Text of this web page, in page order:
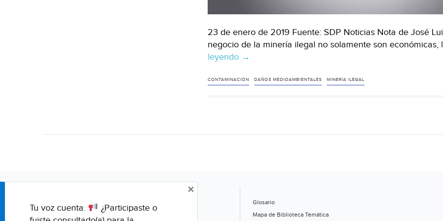
23 de enero de 2019 Fuente: SDP Noticias Nota de José
negocio de la minería ilegal no solamente son
leyendo La
en
→
CONTAMINACIÓN DAÑOS MEDIOAMBIENTALES MINERÍA ILEGAL
Glosario
Mapa de Biblioteca Temática
Tu voz cuenta.
¿Participaste o
×